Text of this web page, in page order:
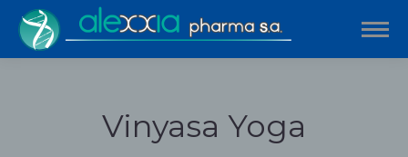
Vinyasa Yoga